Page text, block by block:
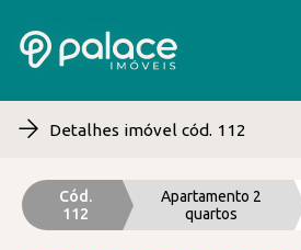
Detalhes imóvel cód. 112
Cód.
112
Apartamento 2
quartos